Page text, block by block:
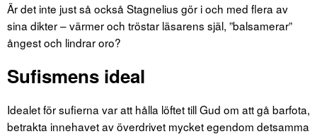
Är det inte just så också Stagnelius gör i och med flera av
sina dikter – värmer och tröstar läsarens själ, ”balsamerar”
ångest och lindrar oro?
Sufismens ideal
Idealet för sufierna var att hålla löftet till Gud om att gå barfota,
betrakta innehavet av överdrivet mycket egendom detsamma